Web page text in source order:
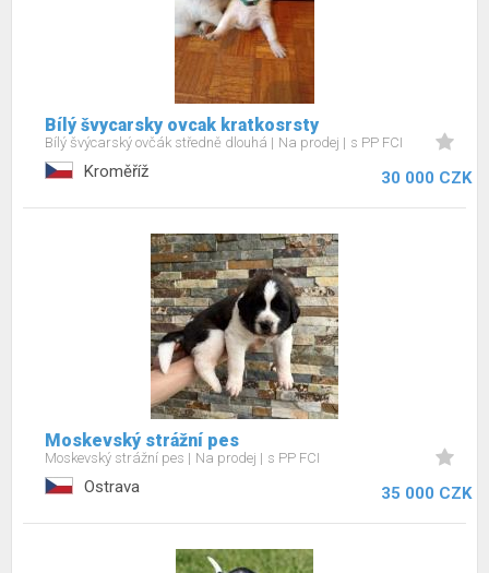
Bílý švycarsky ovcak kratkosrsty
Bílý švýcarský ovčák středně dlouhá Na prodej s PP FCI
Kroměříž 30 000 CZK
Moskevský strážní pes
Moskevský strážní pes Na prodej s PP FCI
Ostrava 35 000 CZK